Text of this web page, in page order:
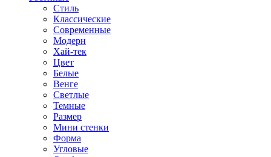
Стиль
Классические
Современные
Модерн
Хай-тек
Цвет
Белые
Венге
Светлые
Темные
Размер
Мини стенки
Форма
Угловые